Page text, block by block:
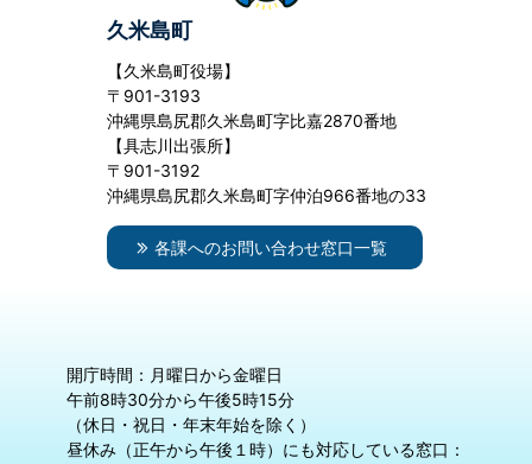
久米島町
【久米島町役場】
〒901-3193
沖縄県島尻郡久米島町字比嘉2870番地
【具志川出張所】
〒901-3192
沖縄県島尻郡久米島町字仲泊966番地の33
各課へのお問い合わせ窓口一覧
開庁時間：月曜日から金曜日
午前8時30分から午後5時15分
（休日・祝日・年末年始を除く）
昼休み（正午から午後１時）にも対応している窓口：